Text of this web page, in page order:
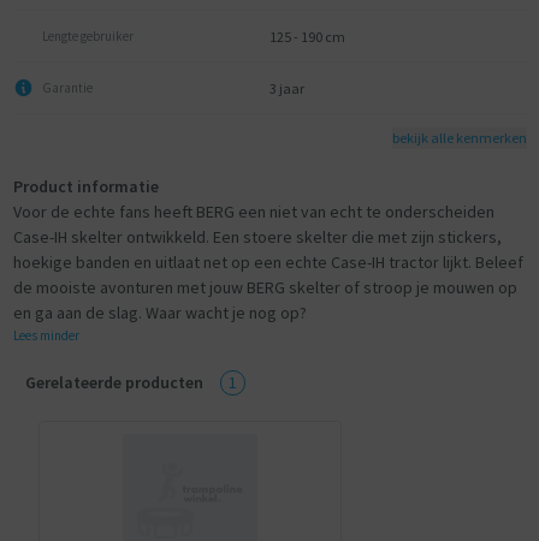
Lengte gebruiker 125 - 190 cm
Garantie 3 jaar
bekijk alle kenmerken
Product informatie
Voor de echte fans heeft BERG een niet van echt te onderscheiden
Case-IH skelter ontwikkeld. Een stoere skelter die met zijn stickers,
hoekige banden en uitlaat net op een echte Case-IH tractor lijkt. Beleef
de mooiste avonturen met jouw BERG skelter of stroop je mouwen op
en ga aan de slag. Waar wacht je nog op?
Lees minder
Gerelateerde producten 1